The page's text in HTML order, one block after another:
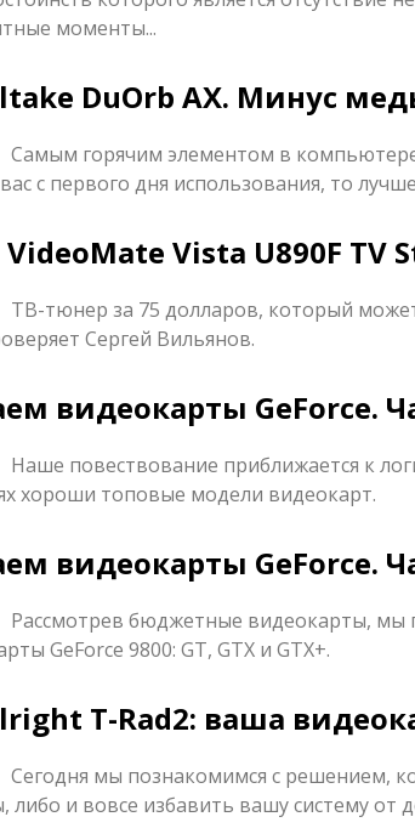
моменты...
DuOrb AX. Минус
Самым горячим элементом в
с первого дня использования, то
Vista U890F TV
ТВ-тюнер за 75 долларов, который
Сергей Вильянов.
видеокарты GeForce.
Наше повествование приближается к
хороши топовые модели видеокарт.
видеокарты GeForce.
Рассмотрев бюджетные видеокарты, мы
GeForce 9800: GT, GTX и GTX+.
T-Rad2: ваша
Сегодня мы познакомимся с решением,
либо и вовсе избавить вашу систему от